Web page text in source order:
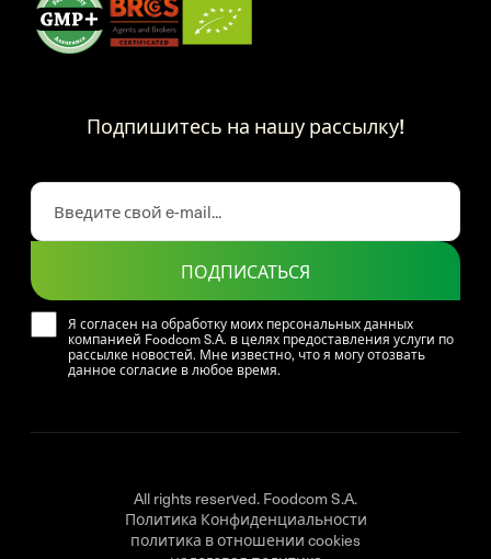
Подпишитесь на нашу рассылку!
Я согласен на обработку моих персональных данных
компанией Foodcom S.A. в целях предоставления услуги по
рассылке новостей. Мне известно, что я могу отозвать
данное согласие в любое время.
ПОДПИСАТЬСЯ
All rights reserved. Foodcom S.A.
Политика Конфиденциальности
политика в отношении cookies